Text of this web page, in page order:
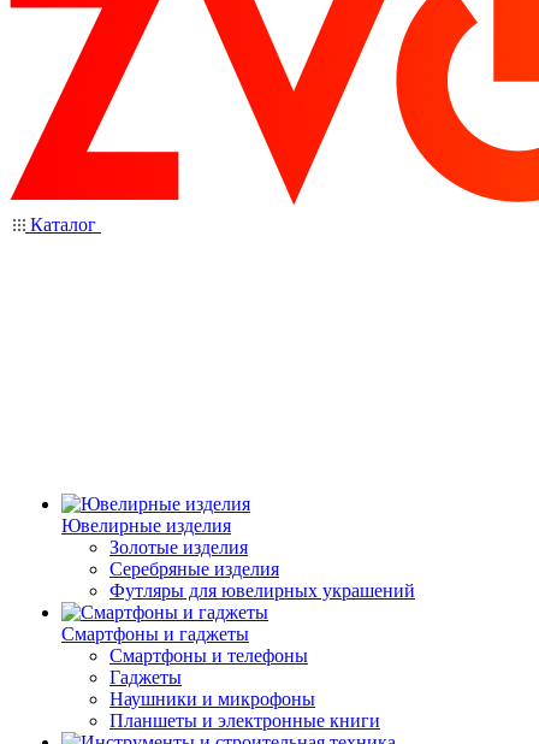
Каталог
Ювелирные изделия
Золотые изделия
Серебряные изделия
Футляры для ювелирных украшений
Смартфоны и гаджеты
Смартфоны и телефоны
Гаджеты
Наушники и микрофоны
Планшеты и электронные книги